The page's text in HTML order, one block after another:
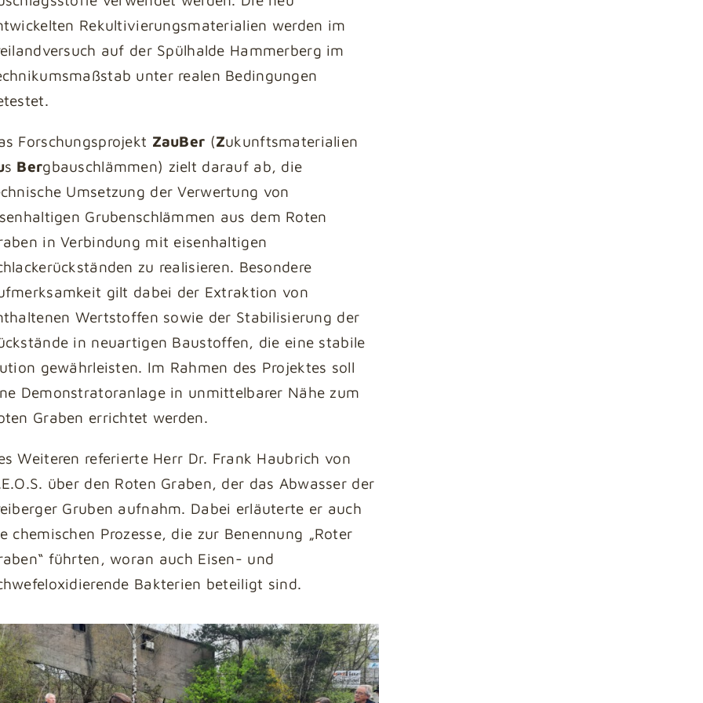
Rekultivierungsmaterialien werden im
auf der Spülhalde Hammerberg im
unter realen Bedingungen
Forschungsprojekt ZauBer (Zukunftsmaterialien
s Bergbauschlämmen) zielt darauf ab, die
Umsetzung der Verwertung von
Grubenschlämmen aus dem Roten
in Verbindung mit eisenhaltigen
zu realisieren. Besondere
gilt dabei der Extraktion von
Wertstoffen sowie der Stabilisierung der
in neuartigen Baustoffen, die eine stabile
gewährleisten. Im Rahmen des Projektes soll
Demonstratoranlage in unmittelbarer Nähe zum
Graben errichtet werden.
Weiteren referierte Herr Dr. Frank Haubrich von
über den Roten Graben, der das Abwasser der
Gruben aufnahm. Dabei erläuterte er auch
chemischen Prozesse, die zur Benennung „Roter
führten, woran auch Eisen- und
Bakterien beteiligt sind.